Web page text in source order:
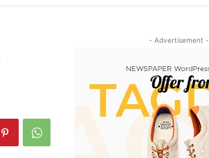
- Advertisement -